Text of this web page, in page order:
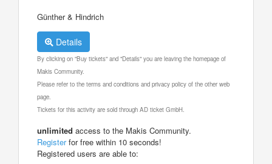
Günther & Hindrich
Details
By clicking on "Buy tickets" and "Details" you are leaving the homepage of
Makis Community.
Please refer to the terms and conditions and privacy policy of the other web
page.
Tickets for this activity are sold through AD ticket GmbH.
unlimited access to the Makis Community.
Registerfor free within 10 seconds!
Registered users are able to: